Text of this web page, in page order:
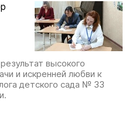
высокого
и искренней любви к
детского сада № 33